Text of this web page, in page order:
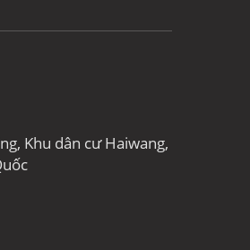
Khu dân cư Haiwang,